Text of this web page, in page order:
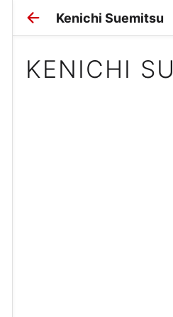
Kenichi Suemitsu
KENICHI